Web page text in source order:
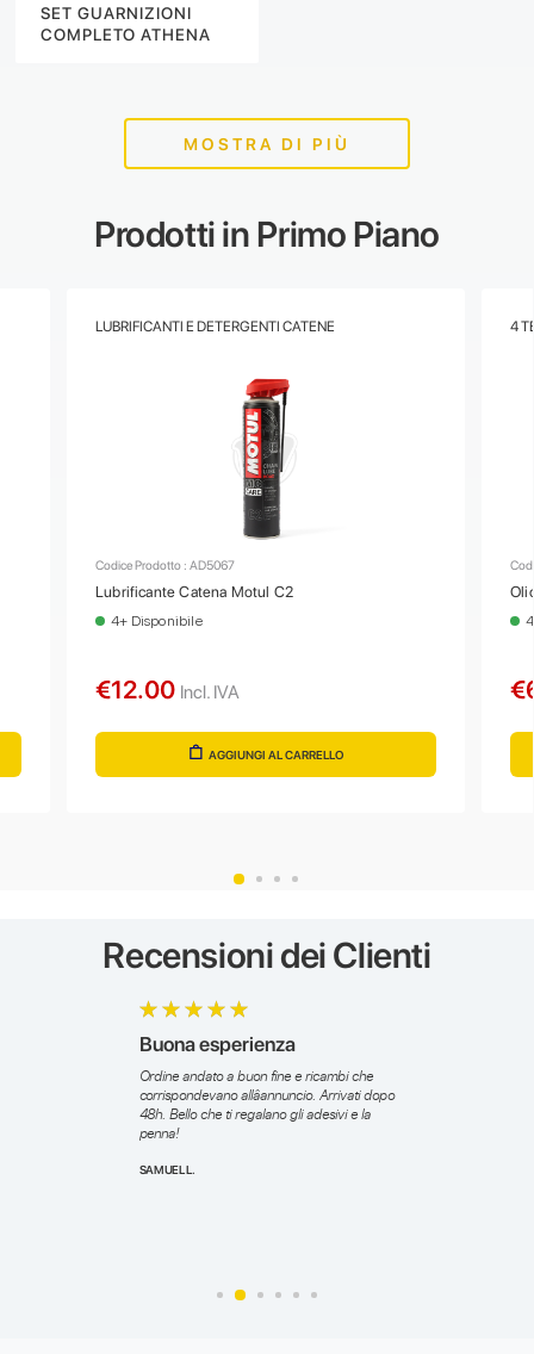
SET GUARNIZIONI
COMPLETO ATHENA
MOSTRA DI PIÙ
Prodotti in Primo Piano
LUBRIFICANTI E DETERGENTI CATENE
Codice Prodotto : AD5067
Lubrificante Catena Motul C2
4+ Disponibile
€12.00 Incl. IVA
AGGIUNGI AL CARRELLO
4
Recensioni dei Clienti
Buona esperienza
Ordine andato a buon fine e ricambi che
corrispondevano allâannuncio. Arrivati dopo
48h. Bello che ti regalano gli adesivi e la
penna!
SAMUEL L.